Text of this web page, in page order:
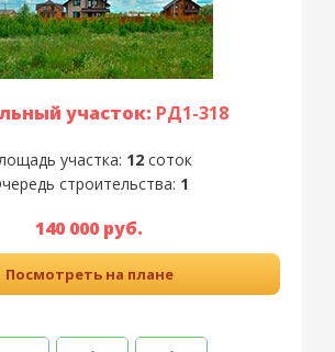
участок: РД1-318
участка: 12соток
строительства: 1
140 000 руб.
Посмотреть на плане